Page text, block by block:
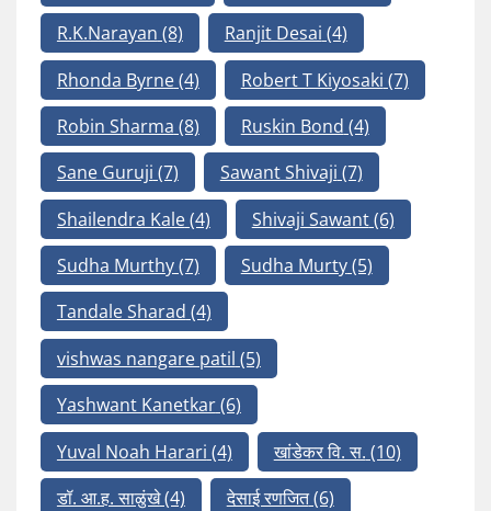
R.K.Narayan (8) Ranjit Desai (4)
Rhonda Byrne(4) Robert T Kiyosaki (7)
Robin Sharma (8) Ruskin Bond (4)
Sane Guruji (7) Sawant Shivaji (7)
Shailendra Kale(4) Shivaji Sawant(6)
Sudha Murthy(7) Sudha Murty(5)
Tandale Sharad (4)
vishwas nangare patil (5)
Yashwant Kanetkar(6)
Yuval Noah Harari (4) खांडेकर वि. स. (10)
डॉ. आ.ह. साळुंखे(4) देसाई रणजित(6)